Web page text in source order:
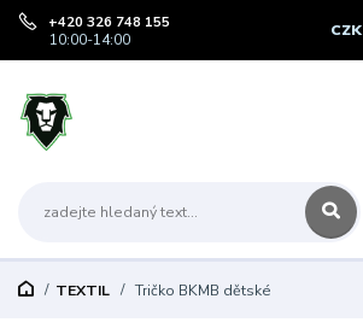
CZK
+420 326 748 155
10:00-14:00
TEXTIL Tričko BKMB dětské